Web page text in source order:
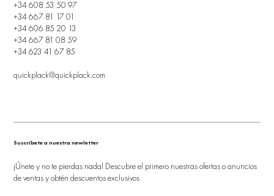
+34 608 53 50 97
+34 667 81 17 01
+34 606 85 20 13
+34 667 81 08 59
+34 623 41 67 85
quickplack@quickplack.com
Suscríbete a nuestra newletter
¡Únete y no te pierdas nada! Descubre el primero nuestras ofertas o anuncios
de ventas y obtén descuentos exclusivos